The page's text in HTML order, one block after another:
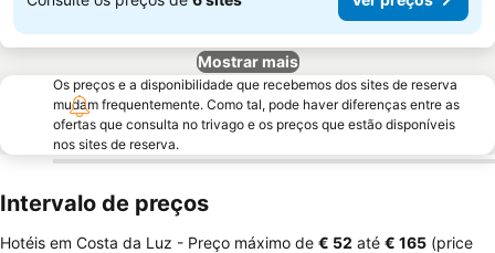
Mostrar mais
Os preços e a disponibilidade que recebemos dos sites de reserva
mudam frequentemente. Como tal, pode haver diferenças entre as
ofertas que consulta no trivago e os preços que estão disponíveis
nos sites de reserva.
Intervalo de preços
Hotéis em Costa da Luz - Preço máximo de ‎€ 52 até ‎€ 165 (price